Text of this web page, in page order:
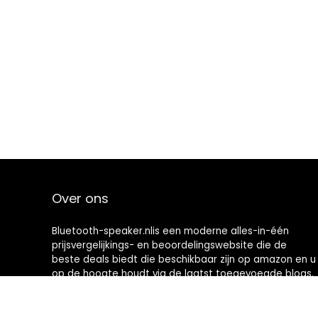
Over ons
Bluetooth-speaker.nlis een moderne alles-in-één
prijsvergelijkings- en beoordelingswebsite die de
beste deals biedt die beschikbaar zijn op amazon en u
op de hoogte houdt via de laatst toegevoegde blogs.